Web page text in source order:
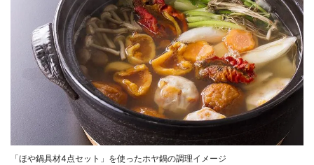
「ほや鍋具材4点セット」を使ったホヤ鍋の調理イメージ